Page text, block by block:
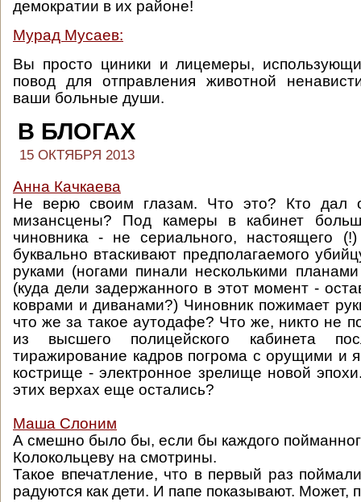
демократии в их районе!
Мурад Мусаев:
Вы просто циники и лицемеры,
повод для отправления животной
ваши больные души.
В БЛОГАХ
15 ОКТЯБРЯ 2013
Анна Качкаева
Не верю своим глазам. Что это? Кто дал
мизансцены? Под камеры в кабинет
чиновника - не сериального, настоящего
буквально втаскивают предполагаемого
руками (ногами пинали несколькими
(куда дели задержанного в этот момент -
коврами и диванами?) Чиновник пожимает
что же за такое аутодафе? Что же, никто не
из высшего полицейского кабинета
тиражирование кадров погрома с орущими и
кострище - электронное зрелище новой
этих верхах еще остались?
Маша Слоним
А смешно было бы, если бы каждого
Колокольцеву на смотрины.
Такое впечатление, что в первый раз
радуются как дети. И папе показывают. Может,